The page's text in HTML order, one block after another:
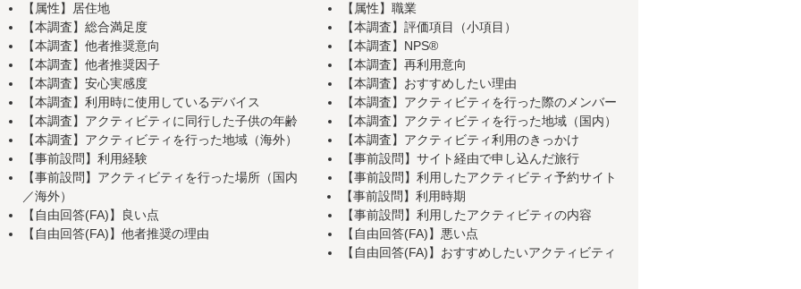
【属性】居住地
【属性】職業
【本調査】総合満足度
【本調査】評価項目（小項目）
【本調査】他者推奨意向
【本調査】NPS®
【本調査】他者推奨因子
【本調査】再利用意向
【本調査】安心実感度
【本調査】おすすめしたい理由
【本調査】利用時に使用しているデバイス
【本調査】アクティビティを行った際のメンバー
【本調査】アクティビティに同行した子供の年齢
【本調査】アクティビティを行った地域（国内）
【本調査】アクティビティを行った地域（海外）
【本調査】アクティビティ利用のきっかけ
【事前設問】利用経験
【事前設問】サイト経由で申し込んだ旅行
【事前設問】アクティビティを行った場所（国内
／海外）
【事前設問】利用したアクティビティ予約サイト
【事前設問】利用時期
【事前設問】利用したアクティビティの内容
【自由回答(FA)】良い点
【自由回答(FA)】悪い点
【自由回答(FA)】他者推奨の理由
【自由回答(FA)】おすすめしたいアクティビティ